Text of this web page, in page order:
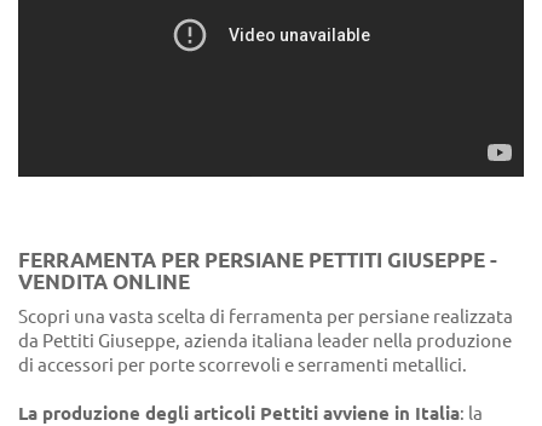
FERRAMENTA PER PERSIANE PETTITI GIUSEPPE -
VENDITA ONLINE
Scopri una vasta scelta di ferramenta per persiane realizzata
da Pettiti Giuseppe, azienda italiana leader nella produzione
di accessori per porte scorrevoli e serramenti metallici.
La produzione degli articoli Pettiti avviene in Italia: la